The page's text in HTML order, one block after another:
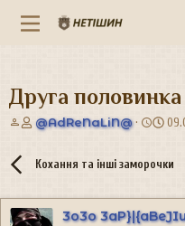
Друга половинка
А
о
т
е
@AdReNaLiN@
Д
а
т
в
Кохання та інші заморочки
3o3o